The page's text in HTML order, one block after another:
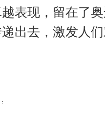
表现，留在了
出去，激发人